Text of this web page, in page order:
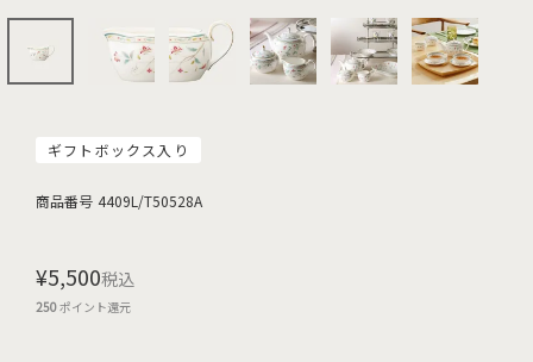
ギフトボックス入り
商品番号 4409L/T50528A
¥5,500税込
250ポイント還元